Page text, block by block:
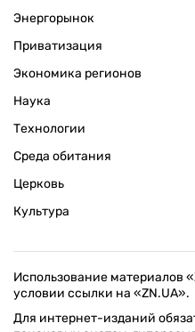
Энергорынок
Приватизация
Экономика регионов
Наука
Технологии
Среда обитания
Церковь
Культура
Использование материалов
условии ссылки на «ZN.UA».
Для интернет-изданий